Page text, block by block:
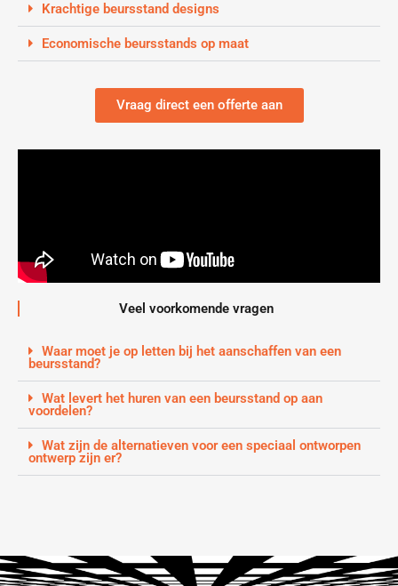
Krachtige beursstand designs
Economische beursstands op maat
Vraag direct een offerte aan
Veel voorkomende vragen
Waar moet je op letten bij het aanschaffen van een
beursstand?
Wat levert het huren van een beursstand op aan
voordelen?
Wat zijn de alternatieven voor een speciaal ontworpen
ontwerp zijn er?